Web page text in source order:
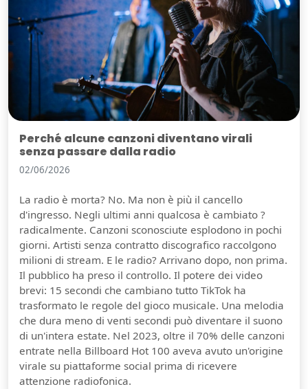
Perché alcune canzoni diventano virali
senza passare dalla radio
02/06/2026
La radio è morta? No. Ma non è più il cancello
d'ingresso. Negli ultimi anni qualcosa è cambiato ?
radicalmente. Canzoni sconosciute esplodono in pochi
giorni. Artisti senza contratto discografico raccolgono
milioni di stream. E le radio? Arrivano dopo, non prima.
Il pubblico ha preso il controllo. Il potere dei video
brevi: 15 secondi che cambiano tutto TikTok ha
trasformato le regole del gioco musicale. Una melodia
che dura meno di venti secondi può diventare il suono
di un'intera estate. Nel 2023, oltre il 70% delle canzoni
entrate nella Billboard Hot 100 aveva avuto un'origine
virale su piattaforme social prima di ricevere
attenzione radiofonica.